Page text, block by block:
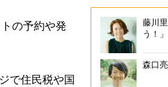
の予約や発
で住民税や国
藤川
う！」
森口